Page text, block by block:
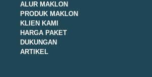
ALUR MAKLON
PRODUK MAKLON
KLIEN KAMI
HARGA PAKET
DUKUNGAN
ARTIKEL